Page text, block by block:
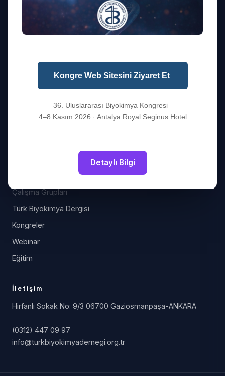
Kongre Web Sitesini Ziyaret Et
36. Uluslararası Biyokimya Kongresi
4–8 Kasım 2026 · Antalya Royal Seginus Hotel
Detaylı Bilgi
veriyoruz. Akademiyi, endüstriyi ve hekimi buluşturan köprü.
Çalışma Grupları
Türk Biyokimya Dergisi
Kongreler
Webinar
Eğitim
İletişim
Hirfanlı Sokak No: 9/3 06700 Gaziosmanpaşa-ANKARA
(0312) 447 09 97
info@turkbiyokimyadernegi.org.tr